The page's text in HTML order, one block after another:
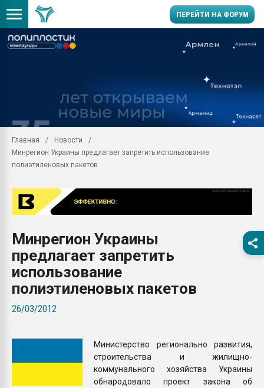
ПЕРЕЙТИ НА ФОРУМ
29.07.2026 ФРП помог
заводу пластмасс"
первый план в
28.07.2026
ситуацией на
бутылок
Главная
Новости
Минрегион Украины предлагает запретить использование
полиэтиленовых пакетов
Минрегион Украины
предлагает запретить
использование
полиэтиленовых пакетов
26/03/2012
Министерство регионально развития,
строительства и жилищно-
коммунального хозяйства Украины
обнародовало проект закона об